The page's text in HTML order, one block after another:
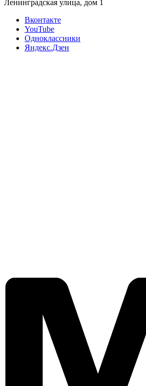
Ленинградская улица, дом 1
Вконтакте
YouTube
Одноклассники
Яндекс.Дзен